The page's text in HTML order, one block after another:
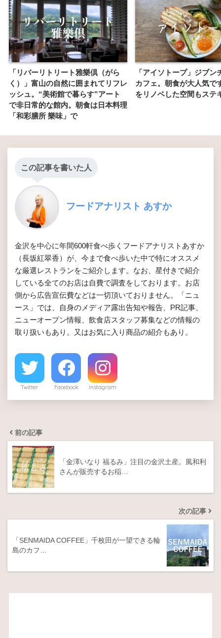
「リバーリトリート雅樂倶（がら
く）」富山の自然に囲まれてリフレ
ッシュ。“美術館で暮らす”アート
で非日常的な館内。朝食は日本料理
「和彩膳所 樂味」で
「アイソトープ」ジブン
カフェ。朝食が大人気で
をリノベした空間もステ
この記事を書いた人
フードアナリスト あすか
金沢を中心に年間600軒食べ歩くフードアナリストあすか
（長坂紅翠香）が、今まで食べ歩いた中で特にオススメ
な厳選レストランをご紹介します。なお、星付きで紹介
している全てのお店は自費で調査をしております。お店
側から広告宣伝費などは一切頂いておりません。「ニュ
ース」では、自身のメディア露出告知や報告、PR記事、
ニューオープン情報、飲食店スタッフ募集などの情報の
取り扱いもあり。又はお気に入り商品の紹介もあり。
Twitter Facebook Instagram
前の記事
「金澤いなり 福るみ」注目の金沢土産。風和利
さんが販売するお稲…
次の記事
「SENMAIDA COFFEE」千枚田が一望できる輪
島のカフ…